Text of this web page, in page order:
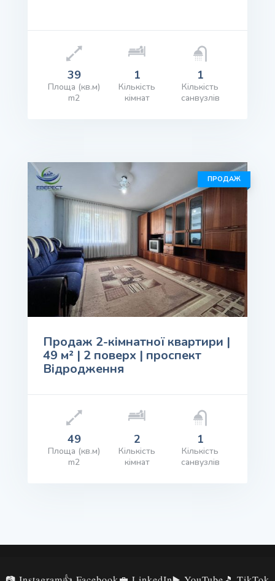
39
Площа (кв.м)
m2
1
Кількість
кімнат
1
Кількість
санвузлів
ПРОДАЖ
Продаж 2-кімнатної квартири |
49 м² | 2 поверх | проспект
Відродження
49
Площа (кв.м)
m2
2
Кількість
кімнат
1
Кількість
санвузлів